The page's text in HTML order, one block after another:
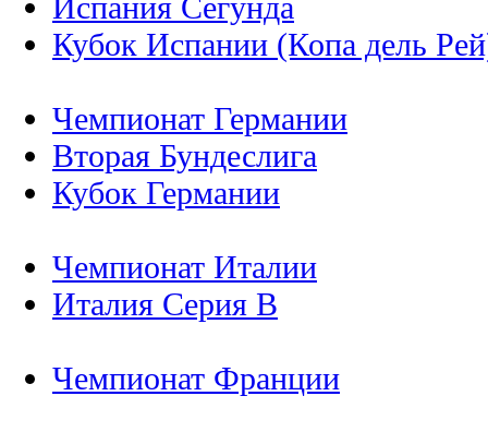
Кубок Испании (Копа дель
Чемпионат Германии
Вторая Бундеслига
Кубок Германии
Чемпионат Италии
Италия Серия B
Чемпионат Франции